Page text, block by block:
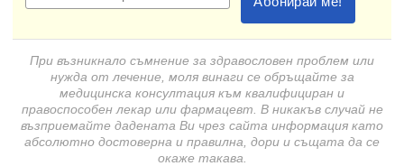
При възникнало съмнение за здравословен проблем или
нужда от лечение, моля винаги се обръщайте за
медицинска консултация към квалифициран и
правоспособен лекар или фармацевт. В никакъв случай не
възприемайте дадената Ви чрез сайта информация като
абсолютно достоверна и правилна, дори и същата да се
окаже такава.